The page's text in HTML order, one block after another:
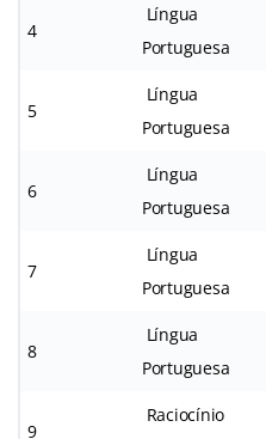
4
Língua
Portuguesa
5
Língua
Portuguesa
6
Língua
Portuguesa
7
Língua
Portuguesa
8
Língua
Portuguesa
9
Raciocínio